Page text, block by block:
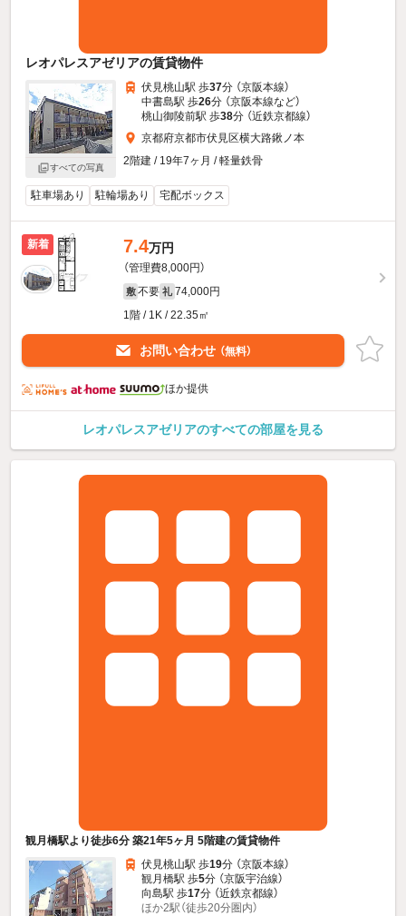
レオパレスアゼリアの賃貸物件
すべての写真
伏見桃山駅 歩37分 （京阪本線）
中書島駅 歩26分 （京阪本線など）
桃山御陵前駅 歩38分 （近鉄京都線）
京都府京都市伏見区横大路鍬ノ本
2階建 / 19年7ヶ月 / 軽量鉄骨
駐車場あり 駐輪場あり 宅配ボックス
新着 7.4万円
（管理費8,000円）
敷 不要 礼 74,000円
1階 / 1K / 22.35㎡
お問い合わせ （無料）
ほか提供
レオパレスアゼリアのすべての部屋を見る
観月橋駅より徒歩6分 築21年5ヶ月 5階建の賃貸物件
伏見桃山駅 歩19分 （京阪本線）
観月橋駅 歩5分 （京阪宇治線）
向島駅 歩17分 （近鉄京都線）
ほか2駅（徒歩20分圏内）